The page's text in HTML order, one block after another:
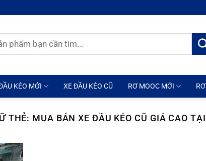
KÉO MỚI XE ĐẦU KÉO CŨ RƠ MOOC MỚI
THẺ: MUA BÁN XE ĐẦU KÉO CŨ GIÁ CAO